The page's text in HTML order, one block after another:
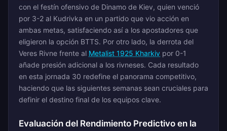
con el festín ofensivo de Dinamo de Kiev, quien venció
por 3-2 al Kudrivka en un partido que vio acción en
ambas metas, satisfaciendo así a los apostadores que
eligieron la opción BTTS. Por otro lado, la derrota del
Veres Rivne frente al Metalist 1925 Kharkiv por 0-1
añade presión adicional a los rivneses. Cada resultado
en esta jornada 30 redefine el panorama competitivo,
haciendo que las siguientes semanas sean cruciales para
definir el destino final de los equipos clave.
Evaluación del Rendimiento Predictivo en la